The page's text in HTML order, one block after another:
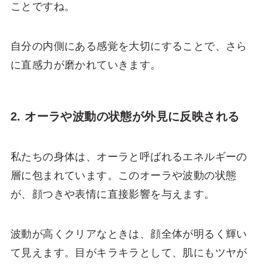
ことですね。
自分の内側にある感覚を大切にすることで、さら
に直感力が磨かれていきます。
2. オーラや波動の状態が外見に反映される
私たちの身体は、オーラと呼ばれるエネルギーの
層に包まれています。このオーラや波動の状態
が、顔つきや表情に直接影響を与えます。
波動が高くクリアなときは、顔全体が明るく輝い
て見えます。目がキラキラとして、肌にもツヤが